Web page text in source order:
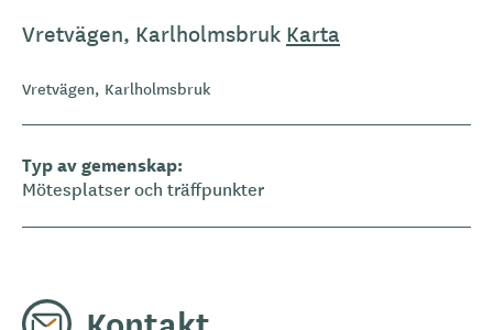
Vretvägen, Karlholmsbruk Karta
Vretvägen, Karlholmsbruk
Typ av gemenskap
Mötesplatser och träffpunkter